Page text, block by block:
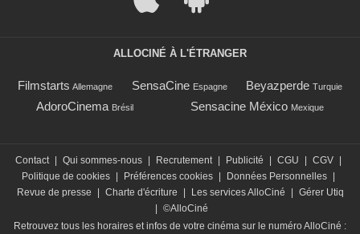
ALLOCINÉ À L'ÉTRANGER
Filmstarts Allemagne SensaCine Espagne Beyazperde Turquie
AdoroCinema Brésil Sensacine México Mexique
Contact Qui sommes-nous Recrutement Publicité CGU CGV
Politique de cookies
Préférences cookies Données Personnelles
Revue de presse
Charte d'écriture Les services AlloCiné
Gérer Utiq
©AlloCiné
Retrouvez tous les horaires et infos de votre cinéma sur le numéro AlloCiné :